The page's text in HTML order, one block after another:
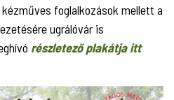
foglalkozások mellett a
ugrálóvár is
részletező plakátja itt